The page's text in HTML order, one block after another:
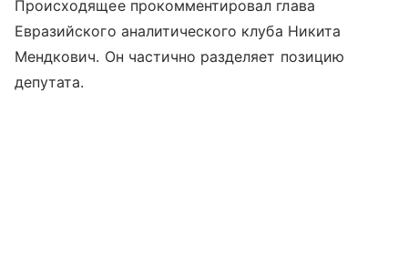
Происходящее прокомментировал глава
Евразийского аналитического клуба Никита
Мендкович. Он частично разделяет позицию
депутата.